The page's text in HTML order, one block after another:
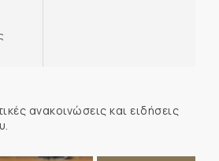
ανακοινώσεις και ειδήσεις